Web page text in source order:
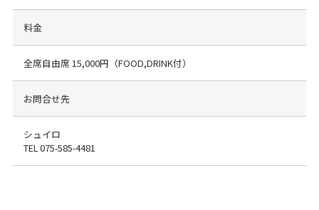
料金
全席自由席 15,000円（FOOD,DRINK付）
お問合せ先
シュイロ
TEL075-585-4481